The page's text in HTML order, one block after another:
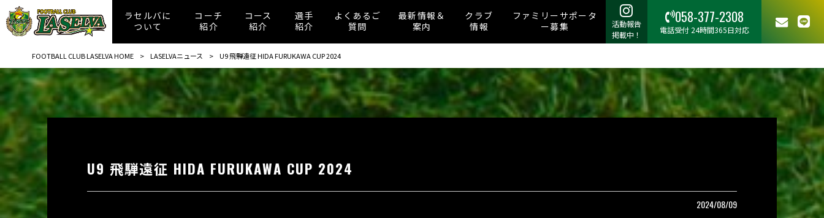
ラセルバに
ついて
コーチ
紹介
コース
紹介
選手
紹介
よくあるご
質問
最新情報＆
案内
クラブ
情報
ファミリーサポータ
ー募集
活動報告
掲載中！
058-377-2308
電話受付 24時間365日対応
FOOTBALL CLUB LASELVA HOME > LASELVAニュース > U9 飛騨遠征 HIDA FURUKAWA CUP 2024
U9 飛騨遠征 HIDA FURUKAWA CUP 2024
2024/08/09